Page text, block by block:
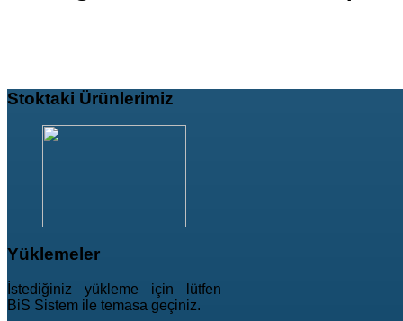
Stoktaki Ürünlerimiz
Yüklemeler
İstediğiniz yükleme için lütfen
BiS Sistem ile temasa geçiniz.